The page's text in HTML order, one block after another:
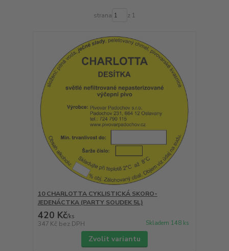
strana z 1
10 CHARLOTTA CYKLISTICKÁ SKORO-
JEDENÁCTKA (PARTY SOUDEK 5L)
420 Kč/ks
347 Kč bez DPH Skladem 148 ks
Zvolit variantu